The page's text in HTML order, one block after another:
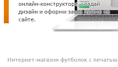
онлайн-конструкторе, создай
дизайн и оформи заказ прямо на
сайте.
Интернет-магазин футболок с печатью